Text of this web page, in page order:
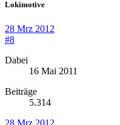
Lokimotive
28 Mrz 2012
#8
Dabei
16 Mai 2011
Beiträge
5.314
28 Mrz 2012